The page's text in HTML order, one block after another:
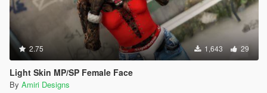
2.75 1,643 29
Light Skin MP/SP Female Face
By Amiri Designs